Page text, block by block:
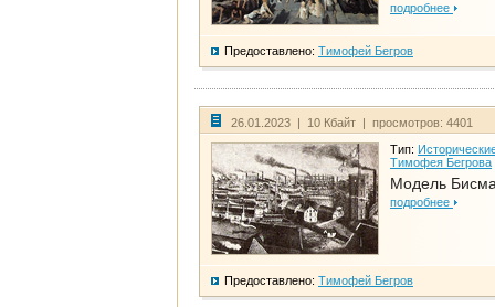
подробнее
Предоставлено: Тимофей Бегров
26.01.2023 | 10 Кбайт | просмотров: 4401
Тип:
Тимофея Бегрова
Модель
подробнее
Предоставлено: Тимофей Бегров